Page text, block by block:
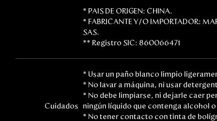
* PAIS DE ORIGEN: CHINA.
* FABRICANTE Y/O IMPORTADOR:
SAS.
** Registro SIC: 860066471
Cuidados
* Usar un paño blanco limpio
* No lavar a máquina, ni usar
* No debe limpiarse, ni dejarle caer
ningún líquido que contenga alcohol
* No tener contacto con tinta de